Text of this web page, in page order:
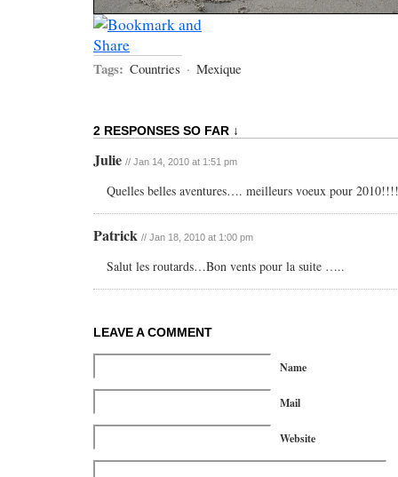
Tags: Countries · Mexique
2 RESPONSES SO FAR ↓
Julie // Jan 14, 2010 at 1:51 pm
Quelles belles aventures…. meilleurs voeux pour 2010!!!!
Patrick // Jan 18, 2010 at 1:00 pm
Salut les routards…Bon vents pour la suite …..
LEAVE A COMMENT
Name
Mail
Website